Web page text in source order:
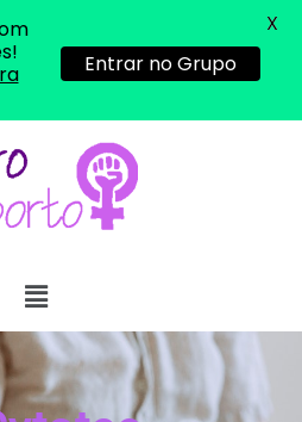
Entrar no Grupo
X